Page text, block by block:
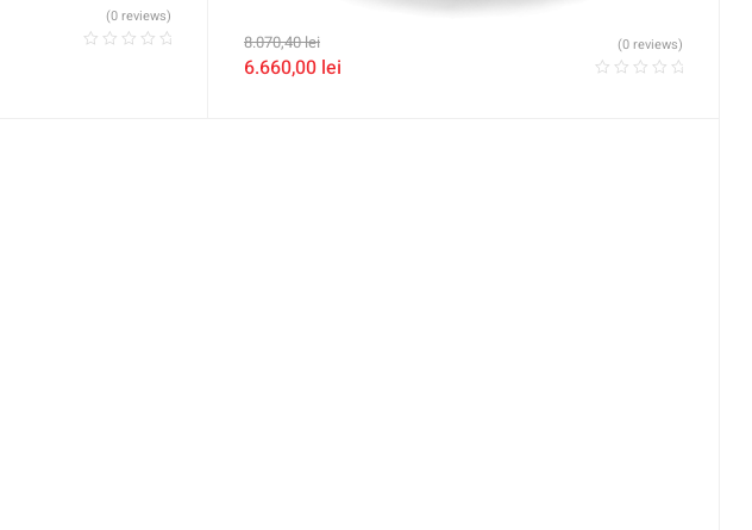
(0 reviews)
8.070,40lei
6.660,00 lei
(0 reviews)